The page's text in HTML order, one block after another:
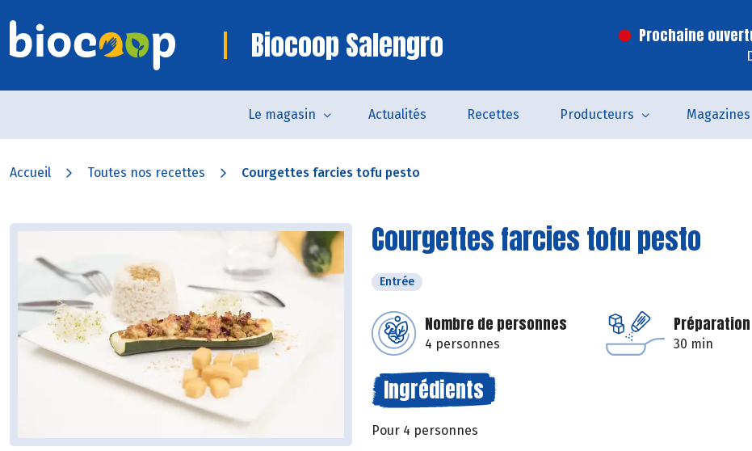
Biocoop Salengro Prochaine
Le magasin Actualités Recettes Producteurs Magazines
Accueil Toutes nos recettes Courgettes farcies tofu pesto
Courgettes farcies tofu pesto
Entrée
Nombre de personnes
4 personnes
Préparation
30 min
Ingrédients
Pour 4 personnes